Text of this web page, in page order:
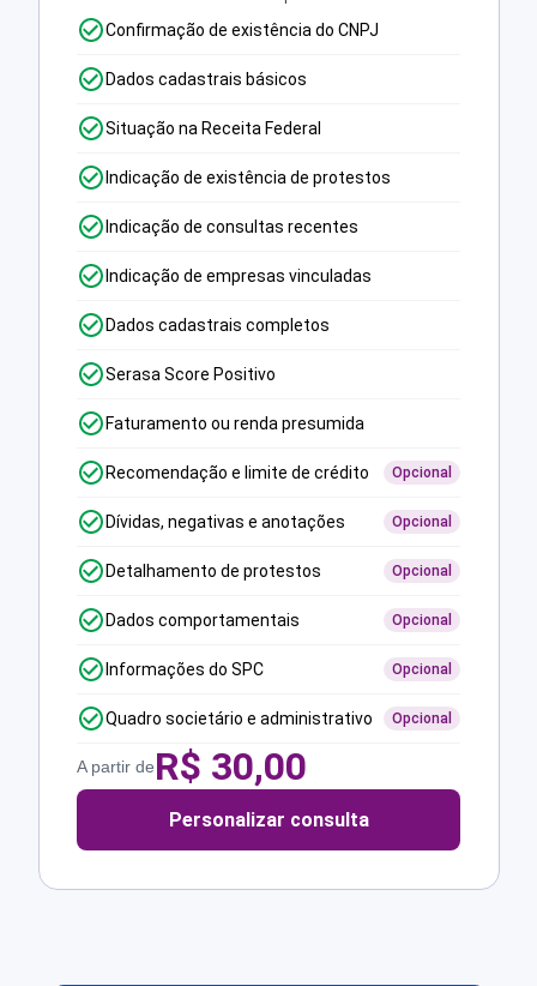
Confirmação de existência do CNPJ
Dados cadastrais básicos
Situação na Receita Federal
Indicação de existência de protestos
Indicação de consultas recentes
Indicação de empresas vinculadas
Dados cadastrais completos
Serasa Score Positivo
Faturamento ou renda presumida
Recomendação e limite de crédito Opcional
Dívidas, negativas e anotações Opcional
Detalhamento de protestos Opcional
Dados comportamentais Opcional
Informações do SPC Opcional
Quadro societário e administrativo Opcional
A partir deR$ 30,00
Personalizar consulta